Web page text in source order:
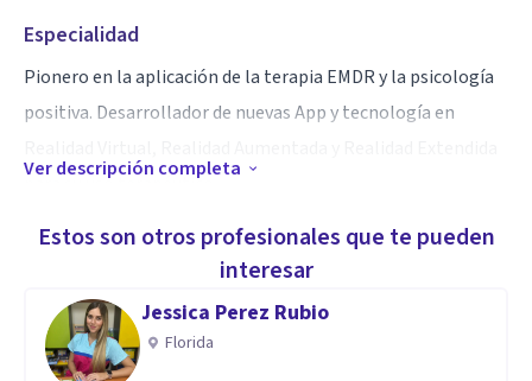
Especialidad
Pionero en la aplicación de la terapia EMDR y la psicología
positiva. Desarrollador de nuevas App y tecnología en
para su uso terapéutico.
Aptitudes
Especialista en procesos terapéuticos breves, trabajo con
alta capacidad, deportistas de alto rendimiento, y trauma
psicológico y TEPT.
Ver descripción completa
Estos son otros profesionales que te pueden
interesar
Jessica Perez Rubio
Florida